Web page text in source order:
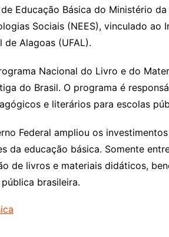
Educação Básica do Ministério
Sociais (NEES), vinculado
de Alagoas (UFAL).
Nacional do Livro e do
do Brasil. O programa é
e literários para escolas
Federal ampliou os
da educação básica. Somente
de livros e materiais didáticos,
brasileira.